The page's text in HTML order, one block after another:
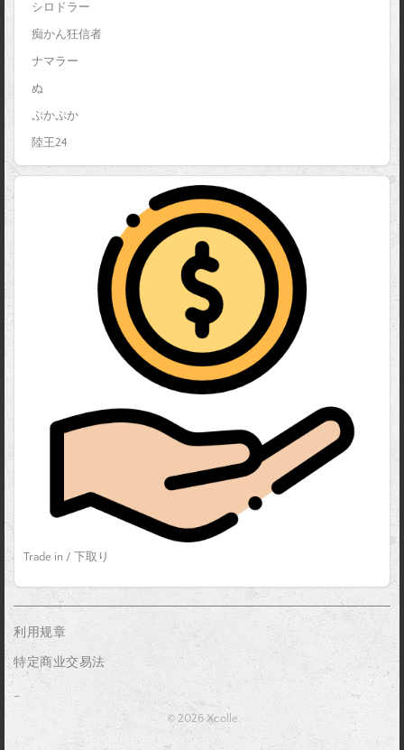
シロドラー
痴かん狂信者
ナマラー
ぬ
ぷかぷか
陸王24
Trade in / 下取り
利用规章
特定商业交易法
_
© 2026 Xcolle